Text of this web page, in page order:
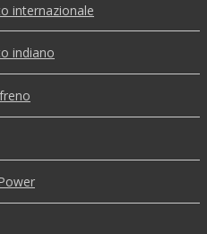
internazionale
indiano